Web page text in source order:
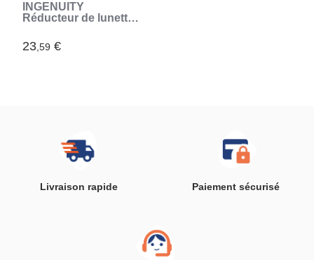
INGENUITY
Réducteur de lunette
& Sit,universel
adhésif?, Installation
23,59 €
Livraison rapide Paiement sécurisé